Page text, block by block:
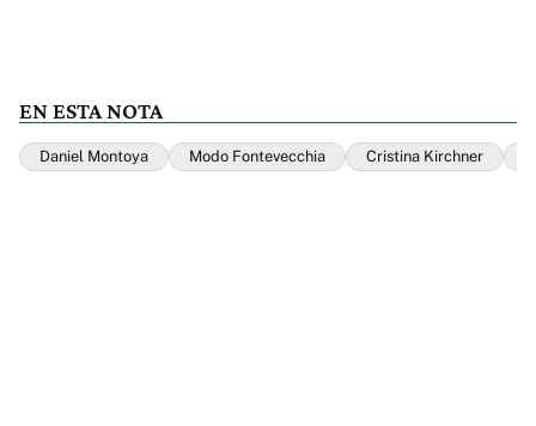
EN ESTA NOTA
Daniel Montoya Modo Fontevecchia Cristina Kirchner